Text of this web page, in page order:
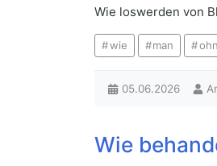
Wie loswerden von
wie man
05.06.2026
Wie